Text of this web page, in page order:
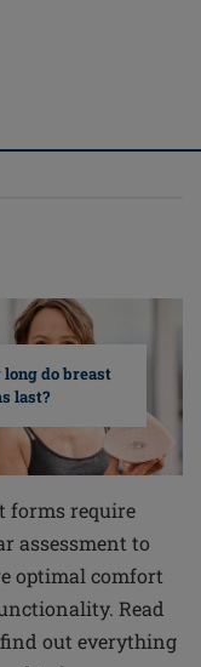
long do breast
last?
forms require
assessment to
optimal comfort
Read
out everything